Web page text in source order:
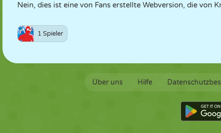
Nein, dies ist eine von Fans erstellte Webversion, die von
1 Spieler
Über uns Hilfe